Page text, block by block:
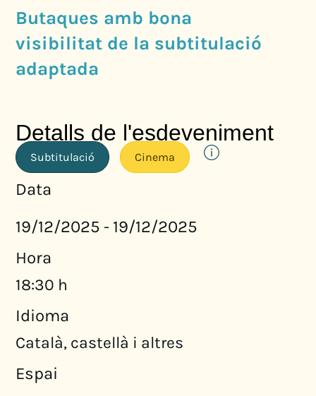
Butaques amb bona
visibilitat de la subtitulació
adaptada
Detalls de l'esdeveniment
Subtitulació Cinema
Data
19/12/2025 - 19/12/2025
Hora
18:30 h
Idioma
Català, castellà i altres
Espai